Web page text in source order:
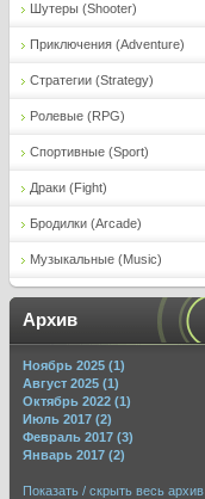
Шутеры (Shooter)
Приключения (Adventure)
Стратегии (Strategy)
Ролевые (RPG)
Спортивные (Sport)
Драки (Fight)
Бродилки (Arcade)
Музыкальные (Music)
Архив
Ноябрь 2025 (1)
Август 2025 (1)
Октябрь 2022 (1)
Июль 2017 (2)
Февраль 2017 (3)
Январь 2017 (2)
Показать / скрыть весь архив